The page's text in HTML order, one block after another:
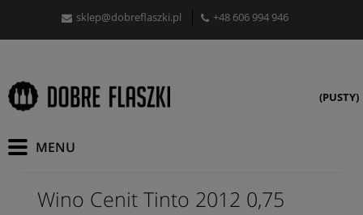
sklep@dobreflaszki.pl +48 606 994 946
(PUSTY)
Wino Cenit Tinto 2012 0,75